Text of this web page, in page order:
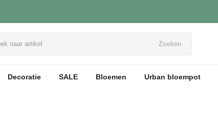
Zoeken
Decoratie SALE Bloemen Urban bloempot